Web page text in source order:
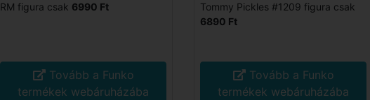
RM figura csak 6990 Ft
Tovább a Funko
termékek webáruházába
Tommy Pickles #1209 figura csak
6890 Ft
Tovább a Funko
termékek webáruházába